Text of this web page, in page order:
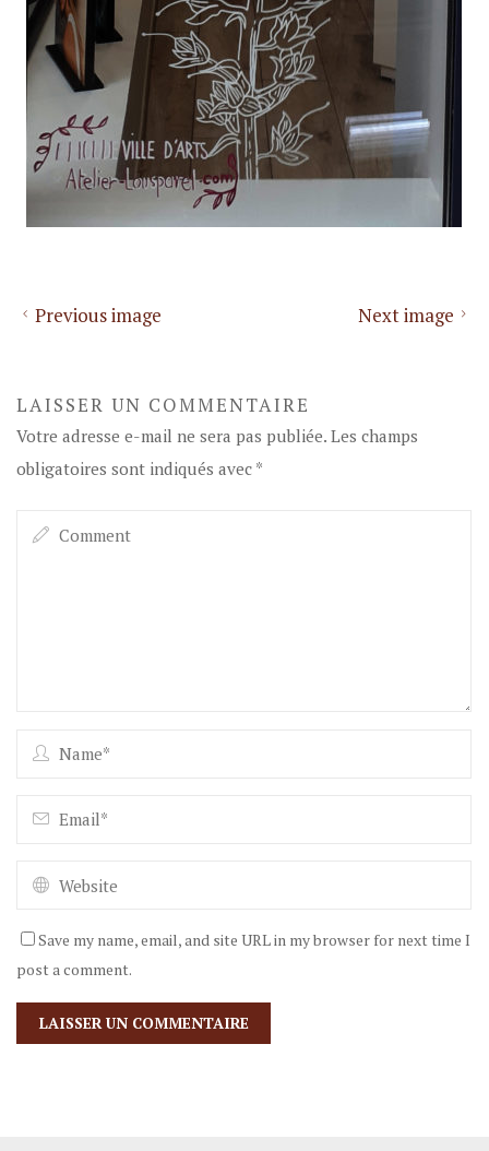
Previous image Next image
LAISSER UN COMMENTAIRE
Votre adresse e-mail ne sera pas publiée. Les champs
obligatoires sont indiqués avec *
Save my name, email, and site URL in my browser for next time I
post a comment.